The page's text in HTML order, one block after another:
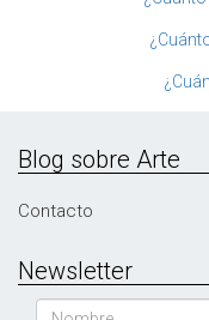
Blog sobre Arte
Contacto
Newsletter
Nombre